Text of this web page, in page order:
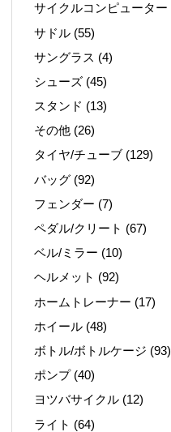
サイクルコンピューター
サドル (55)
サングラス (4)
シューズ (45)
スタンド (13)
その他 (26)
タイヤ/チューブ (129)
バッグ (92)
フェンダー (7)
ペダル/クリート (67)
ベル/ミラー (10)
ヘルメット (92)
ホームトレーナー (17)
ホイール (48)
ボトル/ボトルケージ (93)
ポンプ(40)
ヨツバサイクル (12)
ライト (64)